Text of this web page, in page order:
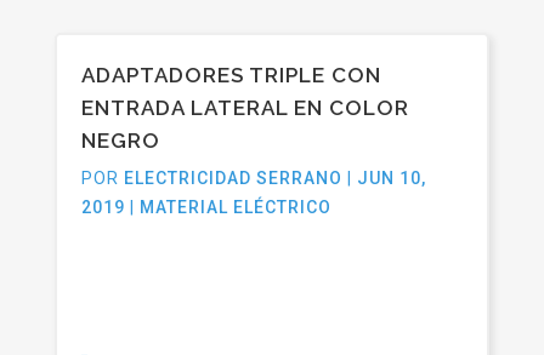
ADAPTADORES TRIPLE CON
ENTRADA LATERAL EN COLOR
NEGRO
POR ELECTRICIDAD SERRANO
JUN 10,
2019
MATERIAL ELÉCTRICO